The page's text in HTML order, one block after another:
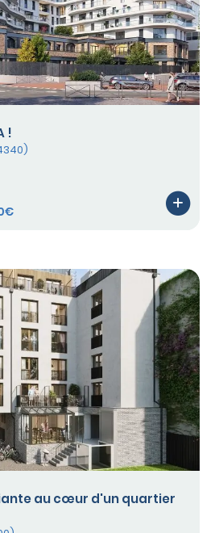
!
au cœur d'un quartier